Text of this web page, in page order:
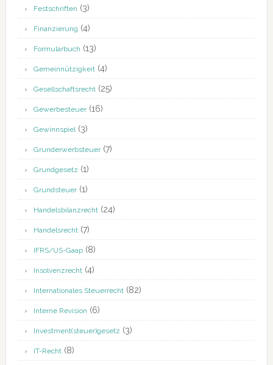
Festschriften (3)
Finanzierung (4)
Formularbuch (13)
Gemeinnützigkeit(4)
Gesellschaftsrecht(25)
Gewerbesteuer(16)
Gewinnspiel(3)
Grunderwerbsteuer(7)
Grundgesetz (1)
Grundsteuer(1)
Handelsbilanzrecht(24)
Handelsrecht(7)
IFRS/US-Gaap(8)
Insolvenzrecht(4)
Internationales Steuerrecht(82)
Interne Revision (6)
Investment(steuer)gesetz (3)
IT-Recht(8)